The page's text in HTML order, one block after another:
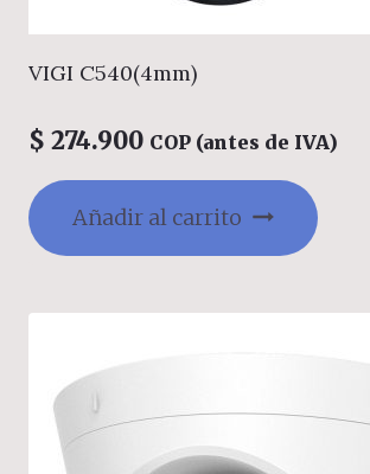
VIGI C540(4mm)
$ 274.900 COP (antes de IVA)
Añadir al carrito